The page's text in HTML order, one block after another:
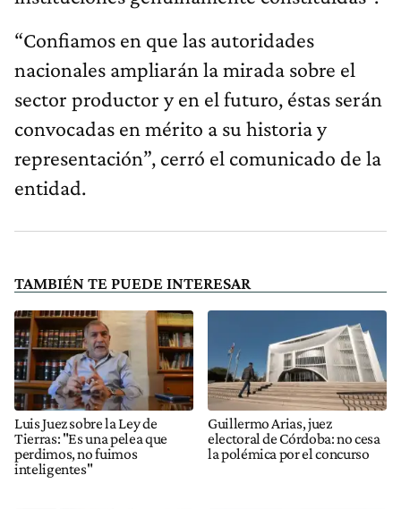
“Confiamos en que las autoridades
nacionales ampliarán la mirada sobre el
sector productor y en el futuro, éstas serán
convocadas en mérito a su historia y
representación”, cerró el comunicado de la
entidad.
TAMBIÉN TE PUEDE INTERESAR
Luis Juez sobre la Ley de
Tierras: "Es una pelea que
perdimos, no fuimos
inteligentes"
Guillermo Arias, juez
electoral de Córdoba: no cesa
la polémica por el concurso